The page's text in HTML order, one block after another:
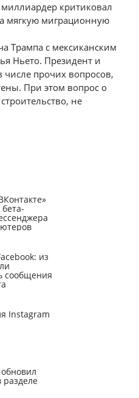
критиковал
мягкую миграционную
Трампа с мексиканским
Ньето. Президент и
числе прочих вопросов,
При этом вопрос о
не
из
сообщения
Instagram
разделе